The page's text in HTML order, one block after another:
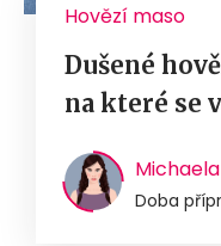
Hovězí maso
Dušené
na které se
Doba